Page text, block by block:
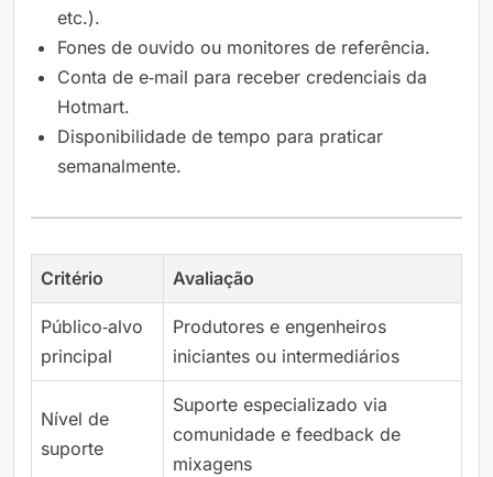
etc.).
Fones de ouvido ou monitores de referência.
Conta de e‑mail para receber credenciais da
Hotmart.
Disponibilidade de tempo para praticar
semanalmente.
Critério Avaliação
Público‑alvo
principal
Produtores e engenheiros
iniciantes ou intermediários
Nível de
suporte
Suporte especializado via
comunidade e feedback de
mixagens